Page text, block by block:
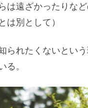
は遠ざかったりな
は別として）
られたくないとい
る。